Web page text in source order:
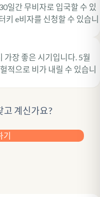
일간 무비자로 입국할 수 있
키 e비자를 신청할 수 있습니
장 좋은 시기입니다. 5월
적으로 비가 내릴 수 있습니
고 계신가요?
기